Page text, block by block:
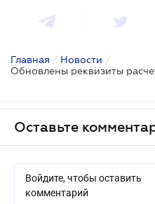
Главная / Новости /
Обновлены реквизиты
Оставьте
Войдите, чтобы оставить
комментарий